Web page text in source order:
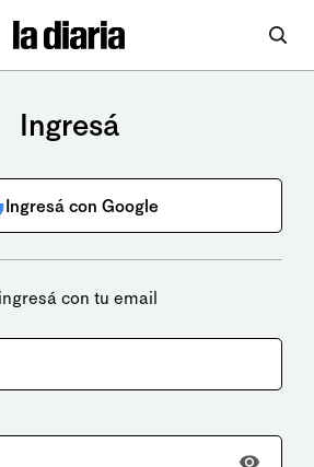
Ingresá
Ingresá con Google
con tu email